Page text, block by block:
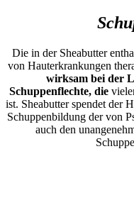
Die in der Sheabutter
von Hauterkrankungen
wirksam bei der
Schuppenflechte, die
ist. Sheabutter spendet der
Schuppenbildung der von
auch den